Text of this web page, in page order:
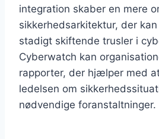
integration skaber en mere
sikkerhedsarkitektur, der
stadigt skiftende trusler i
Cyberwatch kan
rapporter, der hjælper med
ledelsen om
nødvendige foranstaltninger.